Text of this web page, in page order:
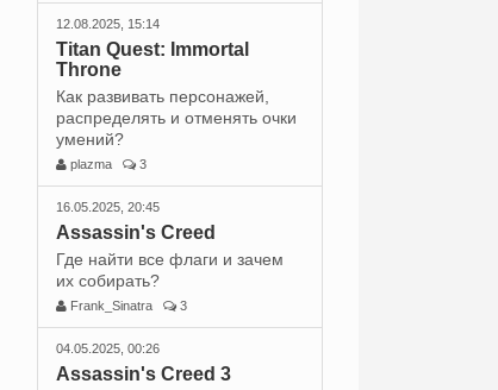
12.08.2025, 15:14
Titan Quest: Immortal
Throne
Как развивать персонажей,
распределять и отменять очки
умений?
plazma 3
16.05.2025, 20:45
Assassin's Creed
Где найти все флаги и зачем
их собирать?
Frank_Sinatra 3
04.05.2025, 00:26
Assassin's Creed 3